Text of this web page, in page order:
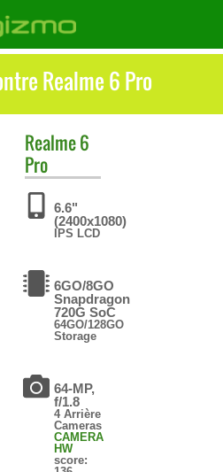
Realme 6 Pro
Realme6
Pro
6.6"
(2400x1080)
IPS LCD
6GO/8GO
Snapdragon
720G SoC
64GO/128GO
Storage
64-MP,
f/1.8
4 Arrière
Cameras
CAMERA
HW
score: